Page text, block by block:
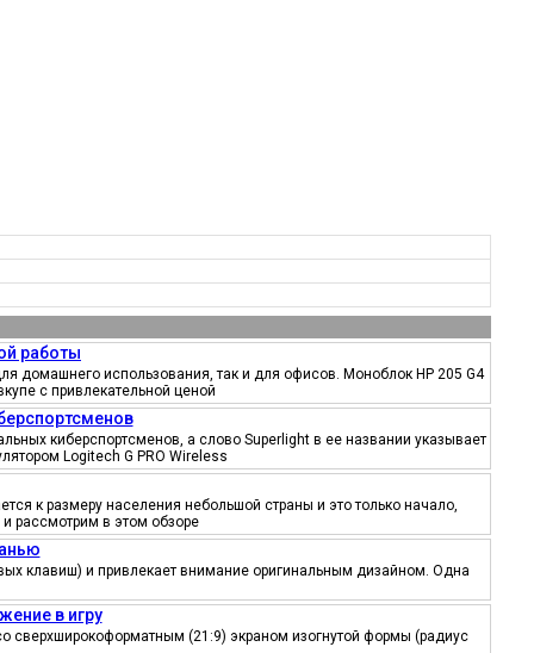
работы
домашнего использования, так и для офисов. Моноблок HP 205 G4
с привлекательной ценой
киберспортсменов, а слово Superlight в ее названии указывает
Logitech G PRO Wireless
к размеру населения небольшой страны и это только начало,
рассмотрим в этом обзоре
клавиш) и привлекает внимание оригинальным дизайном. Одна
в игру
сверхширокоформатным (21:9) экраном изогнутой формы (радиус